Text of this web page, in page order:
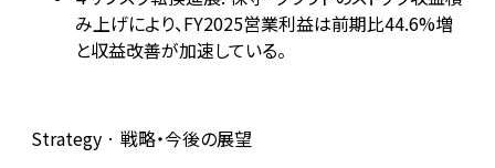
み上げにより、FY2025営業利益は前期比44.6%増
と収益改善が加速している。
Strategy · 戦略・今後の展望